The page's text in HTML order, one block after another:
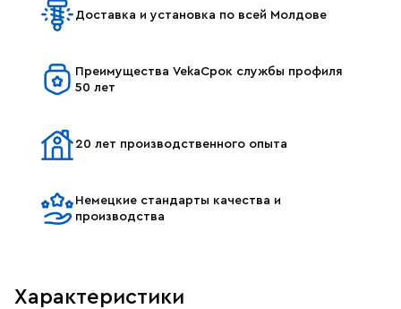
Доставка и установка по всей Молдове
Преимущества VekaСрок службы профиля
50 лет
20 лет производственного опыта
Немецкие стандарты качества и
производства
Характеристики